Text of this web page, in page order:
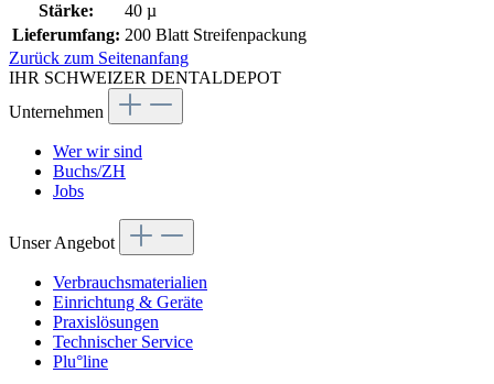
Stärke:
40 µ
Lieferumfang: 200 Blatt Streifenpackung
Zurück zum Seitenanfang
IHR SCHWEIZER DENTALDEPOT
Unternehmen
Wer wir sind
Buchs/ZH
Jobs
Unser Angebot
Verbrauchsmaterialien
Einrichtung & Geräte
Praxislösungen
Technischer Service
Plu°line